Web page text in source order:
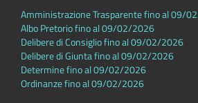
Amministrazione Trasparente fino al 09/
Albo Pretorio fino al 09/02/2026
Delibere di Consiglio fino al 09/02/2026
Delibere di Giunta fino al 09/02/2026
Determine fino al 09/02/2026
Ordinanze fino al 09/02/2026